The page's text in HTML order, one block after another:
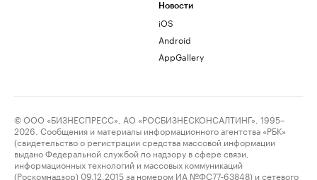
Новости
iOS
Android
AppGallery
© ООО «БИЗНЕСПРЕСС», АО «РОСБИЗНЕСКОНСАЛТИНГ», 1995–
2026. Сообщения и материалы информационного агентства «РБК»
(свидетельство о регистрации средства массовой информации
выдано Федеральной службой по надзору в сфере связи,
информационных технологий и массовых коммуникаций
(Роскомнадзор) 09.12.2015 за номером ИА №ФС77-63848) и сетевого